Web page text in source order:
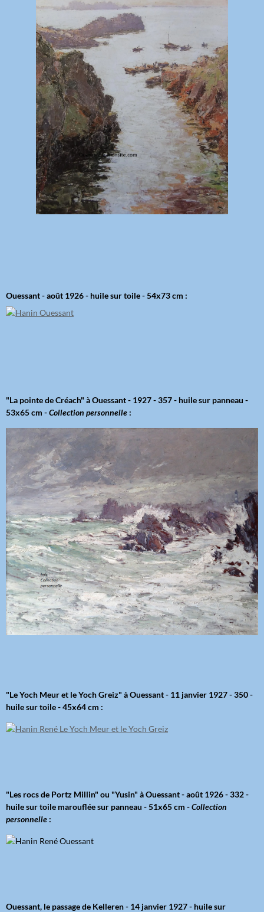
Ouessant - août 1926 - huile sur toile - 54x73 cm :
"La pointe de Créach" à Ouessant - 1927 - 357 - huile sur panneau -
53x65 cm -Collection personnelle :
"Le Yoch Meur et le Yoch Greiz" à Ouessant - 11 janvier 1927 - 350 -
huile sur toile - 45x64 cm :
"Les rocs de Portz Millin" ou "Yusin" à Ouessant - août 1926 - 332 -
huile sur toile marouflée sur panneau - 51x65 cm -Collection
personnelle :
Ouessant, le passage de Kelleren - 14 janvier 1927 - huile sur